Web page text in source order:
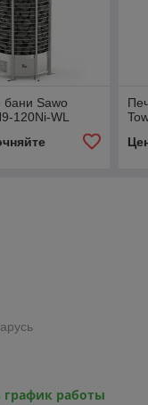
бани Sawo
120Ni-WL
график работы